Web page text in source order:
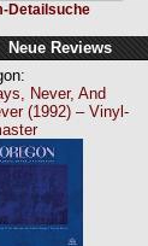
Detailsuche
Neue Reviews
Never, And
(1992) – Vinyl-